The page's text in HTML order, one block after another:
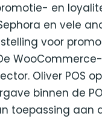
en
en vele
voor
Oliver POS
binnen de
toepassing aan